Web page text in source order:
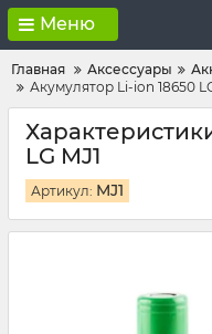
Меню
Главная Аксессуары
Акумулятор Li-ion 18650
LG MJ1
Артикул: MJ1